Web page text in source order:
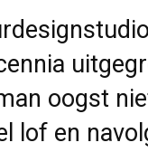
oogst
lof en